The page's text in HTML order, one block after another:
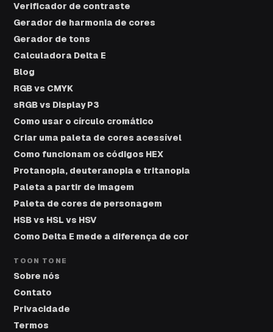
Verificador de contraste
Gerador de harmonia de cores
Gerador de tons
Calculadora Delta E
Blog
RGB vs CMYK
sRGB vs Display P3
Como usar o círculo cromático
Criar uma paleta de cores acessível
Como funcionam os códigos HEX
Protanopia, deuteranopia e tritanopia
Paleta a partir de imagem
Paleta de cores de personagem
HSB vs HSL vs HSV
Como Delta E mede a diferença de cor
TOON TONE
Sobre nós
Contato
Privacidade
Termos